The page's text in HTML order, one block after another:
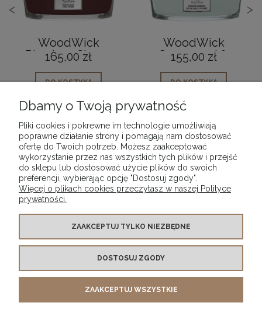
<
WoodWick
Phantom Cherry
Zapachowa
165,00 zł
DO KOSZYKA
WoodWick
Sagewood &
Elipsa zapachowa
155,00 zł
DO KOSZYKA
>
POMOC
MOJE KONTO
PŁATNOŚCI I DOSTAWA
INFORMACJE
O NAS
Dbamy o Twoją prywatność
Pliki cookies i pokrewne im technologie umożliwiają
poprawne działanie strony i pomagają nam dostosować
ofertę do Twoich potrzeb. Możesz zaakceptować
wykorzystanie przez nas wszystkich tych plików i przejść
do sklepu lub dostosować użycie plików do swoich
preferencji, wybierając opcję "Dostosuj zgody".
Więcej o plikach cookies przeczytasz w naszej Polityce
prywatności.
ZAAKCEPTUJ TYLKO NIEZBĘDNE
DOSTOSUJ ZGODY
ZAAKCEPTUJ WSZYSTKIE